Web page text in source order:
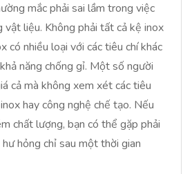
mắc phải sai lầm trong việc
vật liệu. Không phải tất cả kệ inox
có nhiều loại với các tiêu chí khác
năng chống gỉ. Một số người
cả mà không xem xét các tiêu
hay công nghệ chế tạo. Nếu
chất lượng, bạn có thể gặp phải
hỏng chỉ sau một thời gian